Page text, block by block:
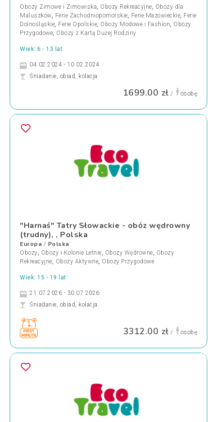
Obozy Zimowe i Zimowiska, Obozy Rekreacyjne, Obozy dla
Maluszków, Ferie Zachodniopomorskie, Ferie Mazowieckie, Ferie
Dolnośląskie, Ferie Opolskie, Obozy Modowe i Fashion, Obozy
Przygodowe, Obozy z Kartą Dużej Rodziny
Wiek: 6 - 13 lat
04.02.2024 - 10.02.2024
Śniadanie, obiad, kolacja
1699.00 zł / osobę
"Harnaś" Tatry Słowackie - obóz wędrowny
(trudny), , Polska
Europa / Polska
Obozy, Obozy i Kolonie Letnie, Obozy Wędrowne, Obozy
Rekreacyjne, Obozy Aktywne, Obozy Przygodowe
Wiek: 15 - 19 lat
21.07.2026 - 30.07.2026
Śniadanie, obiad, kolacja
3312.00 zł / osobę